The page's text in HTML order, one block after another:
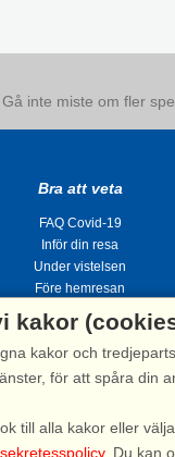
Gå inte miste om fler
Bra att veta
FAQ Covid-19
Inför din resa
Under vistelsen
Före hemresan
kakor
kakor och
för att spåra din
till alla kakor eller
. Du kan